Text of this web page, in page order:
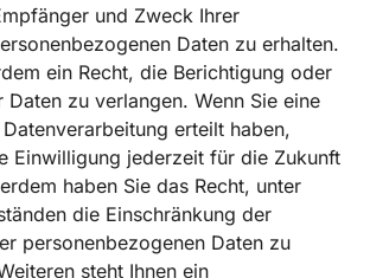
und Zweck Ihrer
Daten zu erhalten.
ein Recht, die Berichtigung oder
Daten zu verlangen. Wenn Sie eine
erteilt haben,
Einwilligung jederzeit für die Zukunft
haben Sie das Recht, unter
die Einschränkung der
personenbezogenen Daten zu
steht Ihnen ein